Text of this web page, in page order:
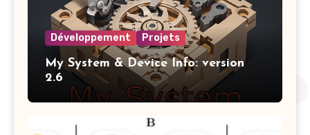
Développement Projets
My System & Device Info: version
2.6